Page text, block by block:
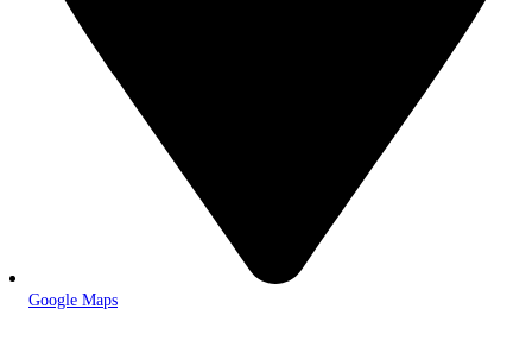
Google Maps